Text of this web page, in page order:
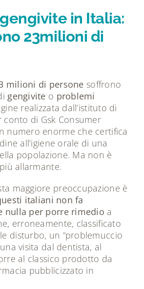
in Italia:
23milioni di
milioni di persone soffrono
gengivite o problemi
realizzata dall’istituto di
conto di Gsk Consumer
numero enorme che certifica
all’igiene orale di una
popolazione. Ma non è
allarmante.
maggiore preoccupazione è
italiani non fa
nulla per porre rimedio a
erroneamente, classificato
disturbo, un “problemuccio
visita dal dentista, al
al classico prodotto da
pubblicizzato in